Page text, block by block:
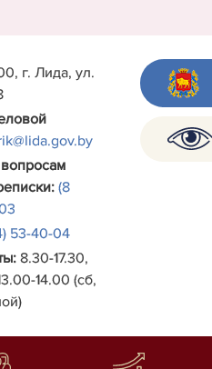
г. Лида, ул.
(8
53-40-04
8.30-17.30,
14.00 (сб,